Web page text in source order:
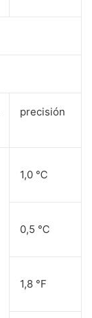
precisión
1,0 ℃
0,5 ℃
1,8 °F